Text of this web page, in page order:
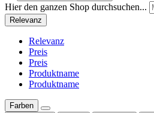
Hier den ganzen Shop durchsuchen...
Relevanz
Relevanz
Preis
Preis
Produktname
Produktname
Farben